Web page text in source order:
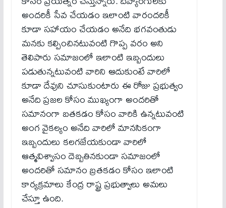
అందరికీ సేవ చేయడం ఇలాంటి వారందరికీ
కూడా సహాయం చేయడం అనేది భగవంతుడు
మనకు కల్పించినటువంటి గొప్ప వరం అని
తెలిపారు సమాజంలో ఇలాంటి ఇబ్బందులు
పడుతున్నటువంటి వారిని ఆదుకుంటే వారిలో
కూడా దేవుని చూసుకుంటారు ఈ రోజు ప్రభుత్వం
అనేది ప్రజల కోసం ముఖ్యంగా అందరితో
సమానంగా బతకడం కోసం వారికి ఉన్నటువంటి
అంగ వైకల్యం అనేది వారిలో మానసికంగా
ఇబ్బందులు కలగజేయకుండా వారిలో
ఆత్మవిశ్వాసం దెబ్బతినకుండా సమాజంలో
అందరితో సమానం బ్రతకడం కోసం ఇలాంటి
కార్యక్రమాలు కేంద్ర రాష్ట్ర ప్రభుత్వాలు అమలు
చేస్తూ ఉంది.